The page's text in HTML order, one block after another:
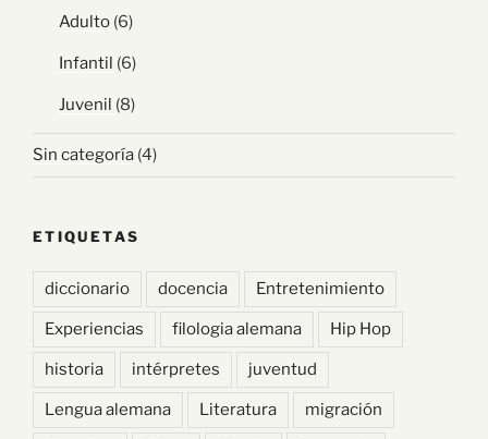
Adulto (6)
Infantil (6)
Juvenil (8)
Sin categoría (4)
ETIQUETAS
diccionario docencia Entretenimiento
Experiencias filologia alemana Hip Hop
historia intérpretes juventud
Lengua alemana Literatura migración